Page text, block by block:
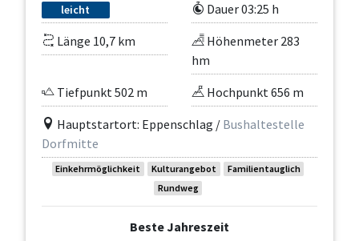
leicht
Dauer 03:25 h
Länge 10,7 km
Höhenmeter 283
hm
Tiefpunkt 502 m
Hochpunkt 656 m
Hauptstartort: Eppenschlag / Bushaltestelle
Dorfmitte
Einkehrmöglichkeit Kulturangebot
Familientauglich
Rundweg
Beste Jahreszeit